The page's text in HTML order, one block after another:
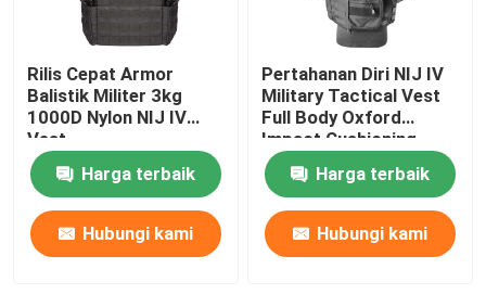
Rompi Taktis Militer
Sepatu Bot Kulit Militer
Sepatu Gaun Militer
Rilis Cepat Armor
Balistik Militer 3kg
1000D Nylon NIJ IV
Vest
Harga terbaik
Hubungi kami
Pertahanan Diri NIJ IV
Military Tactical Vest
Full Body Oxford
Impact Cushioning
Harga terbaik
Hubungi kami